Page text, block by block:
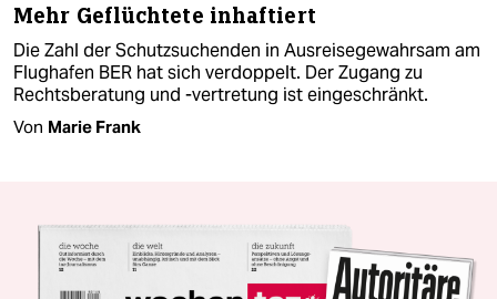
Mehr Geflüchtete inhaftiert
Die Zahl der Schutzsuchenden in Ausreisegewahrsam am
Flughafen BER hat sich verdoppelt. Der Zugang zu
Rechtsberatung und -vertretung ist eingeschränkt.
Von Marie Frank